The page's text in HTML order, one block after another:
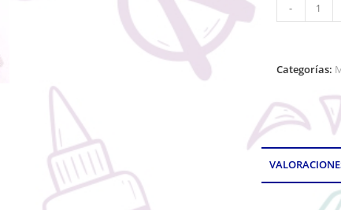
-
Categorías: